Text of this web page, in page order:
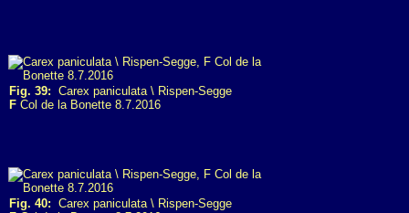
Fig. 39: Carex paniculata \ Rispen-Segge
F Col de la Bonette 8.7.2016
Fig. 40: Carex paniculata \ Rispen-Segge